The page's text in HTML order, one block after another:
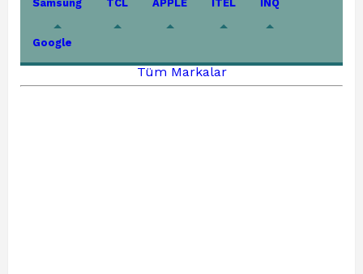
Samsung TCL APPLE İTEL İNQ
Google
Tüm Markalar